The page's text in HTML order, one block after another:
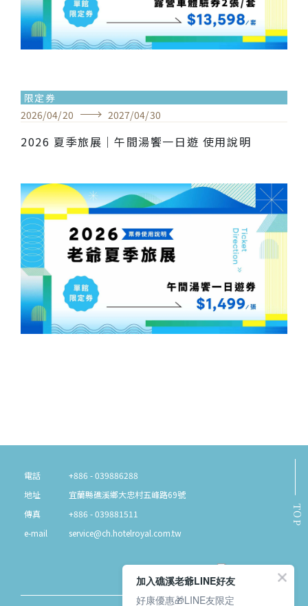
限定券
2026/04/20 2027/04/30
2026 夏季旅展｜午間湯饗一日遊 使用說明
TOP
電話
+886 - 039886288
地址
宜蘭縣礁溪鄉大忠村五峰路69號
傳真
+886 - 039881511
e-mail
service@ch.hotelroyal.com.tw
加入礁溪老爺LINE好友
好康優惠🎁LINE友限定